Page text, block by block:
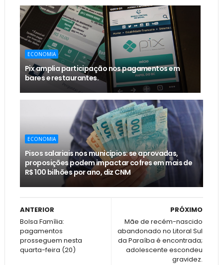
ECONOMIA
Pix amplia participação nos pagamentos em
bares e restaurantes.
ECONOMIA
Pisos salariais nos municípios: se aprovadas,
proposições podem impactar cofres em mais de
R$ 100 bilhões por ano, diz CNM
PRÓXIMO
Mãe de recém-nascido
abandonado no Litoral Sul
da Paraíba é encontrada;
adolescente escondeu
gravidez.
ANTERIOR
Bolsa Família:
pagamentos
prosseguem nesta
quarta-feira (20)